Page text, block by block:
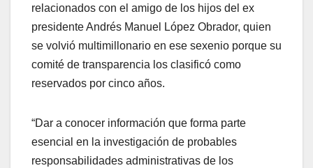
relacionados con el amigo de los hijos del ex
presidente Andrés Manuel López Obrador, quien
se volvió multimillonario en ese sexenio porque su
comité de transparencia los clasificó como
reservados por cinco años.
“Dar a conocer información que forma parte
esencial en la investigación de probables
responsabilidades administrativas de los